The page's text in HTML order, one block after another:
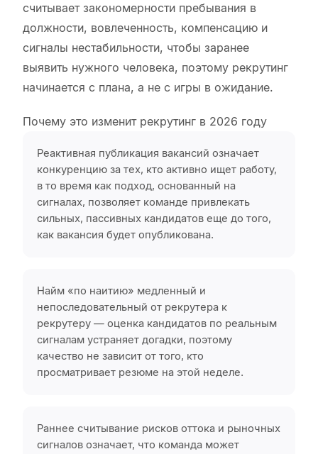
считывает закономерности пребывания в
должности, вовлеченность, компенсацию и
сигналы нестабильности, чтобы заранее
выявить нужного человека, поэтому рекрутинг
начинается с плана, а не с игры в ожидание.
Почему это изменит рекрутинг в 2026 году
Реактивная публикация вакансий означает
конкуренцию за тех, кто активно ищет работу,
в то время как подход, основанный на
сигналах, позволяет команде привлекать
сильных, пассивных кандидатов еще до того,
как вакансия будет опубликована.
Найм «по наитию» медленный и
непоследовательный от рекрутера к
рекрутеру — оценка кандидатов по реальным
сигналам устраняет догадки, поэтому
качество не зависит от того, кто
просматривает резюме на этой неделе.
Раннее считывание рисков оттока и рыночных
сигналов означает, что команда может